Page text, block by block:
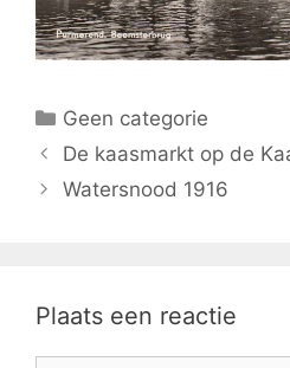
Categorieën
Geen categorie
De kaasmarkt op de
Watersnood 1916
Plaats een reactie